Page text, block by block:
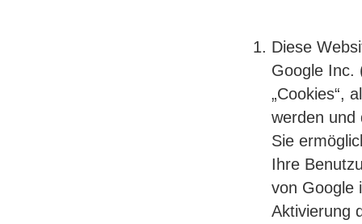
Diese
Google Inc.
„Cookies“,
werden und
Sie
Ihre
von Google
Aktivierung